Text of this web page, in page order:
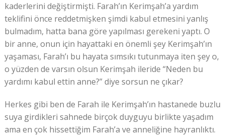
kaderlerini değiştirmişti. Farah’ın Kerimşah’a yardım
teklifini önce reddetmişken şimdi kabul etmesini yanlış
bulmadım, hatta bana göre yapılması gerekeni yaptı. O
bir anne, onun için hayattaki en önemli şey Kerimşah’ın
yaşaması, Farah’ı bu hayata sımsıkı tutunmaya iten şey o,
o yüzden de varsın olsun Kerimşah ileride “Neden bu
yardımı kabul ettin anne?” diye sorsun ne çıkar?
Herkes gibi ben de Farah ile Kerimşah’ın hastanede buzlu
suya girdikleri sahnede birçok duyguyu birlikte yaşadım
ama en çok hissettiğim Farah’a ve anneliğine hayranlıktı.